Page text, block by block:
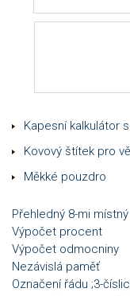
Kapesní kalkulátor
Kovový štítek pro
Měkké pouzdro
Přehledný 8-mi
Výpočet procent
Výpočet odmocniny
Nezávislá paměť
Označení řádu ;3-